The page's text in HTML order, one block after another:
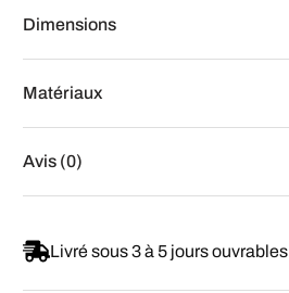
Dimensions
Matériaux
Avis (0)
Livré sous 3 à 5 jours ouvrables